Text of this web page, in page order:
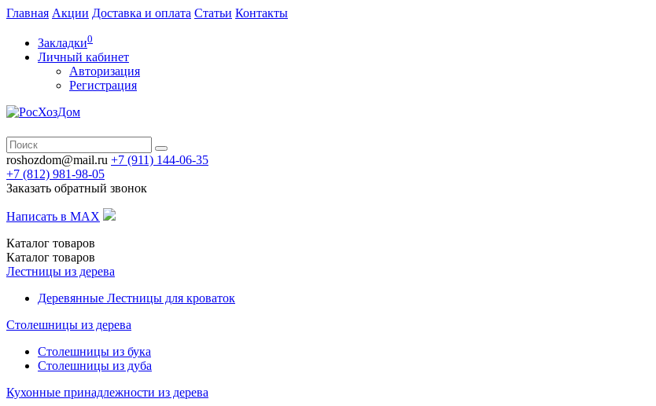
Главная Акции Доставка и оплата Статьи Контакты
Закладки0
Личный кабинет
Авторизация
Регистрация
roshozdom@mail.ru +7 (911) 144-06-35
+7 (812) 981-98-05
Заказать обратный звонок
Написать в MAX
Каталог товаров
Каталог товаров
Лестницы из дерева
Деревянные Лестницы для кроваток
Столешницы из дерева
Столешницы из бука
Столешницы из дуба
Кухонные принадлежности из дерева